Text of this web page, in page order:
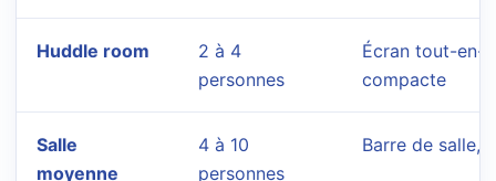
Huddle room
2 à 4
personnes
Écran tout-en-
compacte
Salle
moyenne
4 à 10
personnes
Barre de salle,